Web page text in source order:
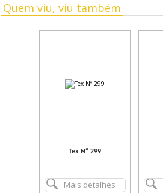
Quem viu, viu também
Tex Nº 299
Mais detalhes